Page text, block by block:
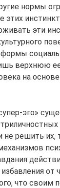
нормы
этих
эти
верхнюю
на
эго»
не решить их,
от
что своим